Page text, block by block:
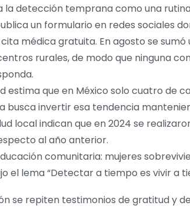
detección temprana como una
un formulario en redes sociales
médica gratuita. En agosto se sumó
rurales, de modo que ninguna
estima que en México solo cuatro de
busca invertir esa tendencia
local indican que en 2024 se
al año anterior.
comunitaria: mujeres
el lema “Detectar a tiempo es vivir a
se repiten testimonios de gratitud y